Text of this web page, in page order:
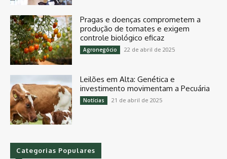
Pragas e doenças comprometem a
produção de tomates e exigem
controle biológico eficaz
Agronegócio 22 de abril de 2025
Leilões em Alta: Genética e
investimento movimentam a Pecuária
Notícias 21 de abril de 2025
Categorias Populares